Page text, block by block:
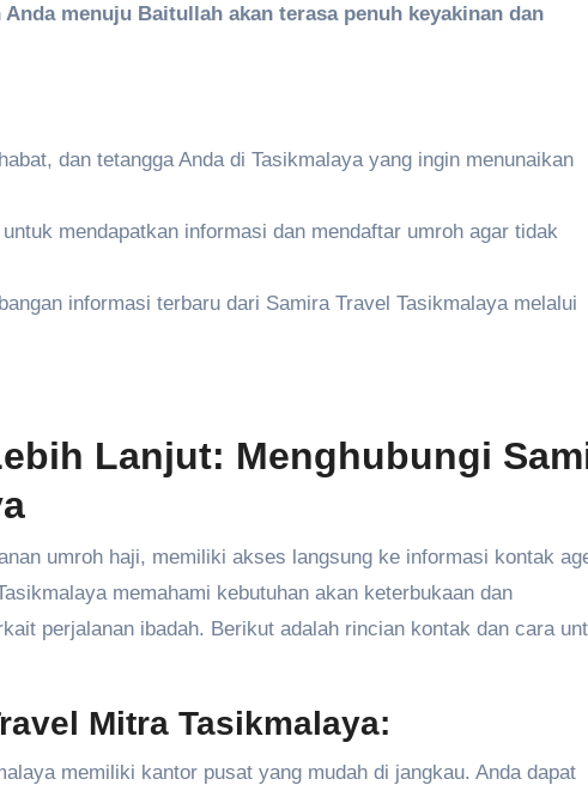
menuju Baitullah akan terasa penuh keyakinan dan
dan tetangga Anda di Tasikmalaya yang ingin menunaikan
mendapatkan informasi dan mendaftar umroh agar tidak
informasi terbaru dari Samira Travel Tasikmalaya melalui
Lanjut: Menghubungi
umroh haji, memiliki akses langsung ke informasi kontak
memahami kebutuhan akan keterbukaan dan
perjalanan ibadah. Berikut adalah rincian kontak dan cara
Mitra Tasikmalaya:
memiliki kantor pusat yang mudah di jangkau. Anda dapat